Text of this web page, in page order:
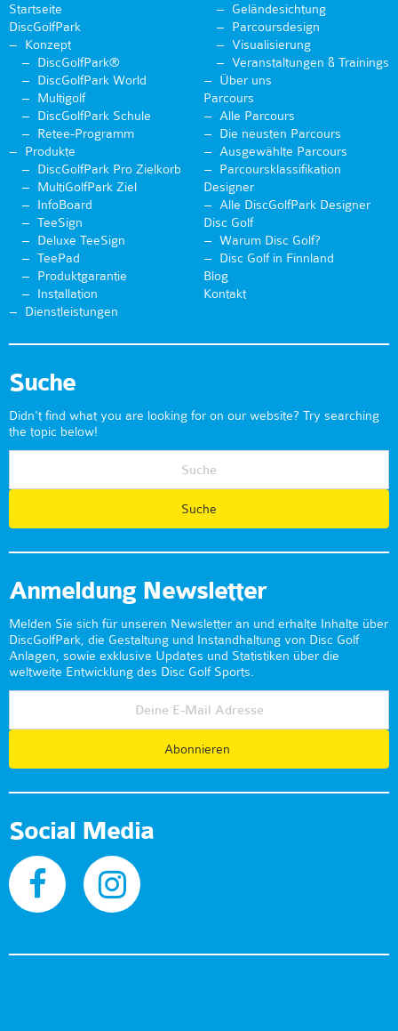
Startseite
DiscGolfPark
Konzept
DiscGolfPark®
DiscGolfPark World
Multigolf
DiscGolfPark Schule
Retee-Programm
Produkte
DiscGolfPark Pro Zielkorb
MultiGolfPark Ziel
InfoBoard
TeeSign
Deluxe TeeSign
TeePad
Produktgarantie
Installation
Dienstleistungen
Geländesichtung
Parcoursdesign
Visualisierung
Veranstaltungen & Trainings
Über uns
Parcours
Alle Parcours
Die neusten Parcours
Ausgewählte Parcours
Parcoursklassifikation
Designer
Alle DiscGolfPark Designer
Disc Golf
Warum Disc Golf?
Disc Golf in Finnland
Blog
Kontakt
Suche
Didn't find what you are looking for on our website? Try searching
the topic below!
Anmeldung Newsletter
Melden Sie sich für unseren Newsletter an und erhalte Inhalte über
DiscGolfPark, die Gestaltung und Instandhaltung von Disc Golf
Anlagen, sowie exklusive Updates und Statistiken über die
weltweite Entwicklung des Disc Golf Sports.
Abonnieren
Social Media